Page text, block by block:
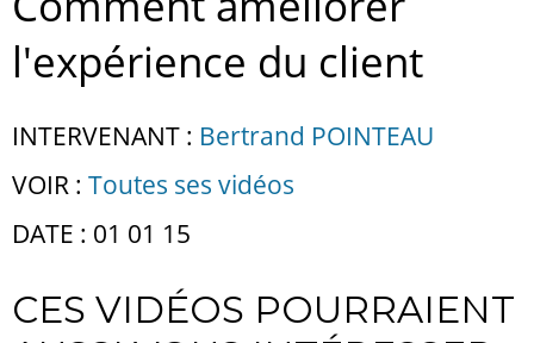
l'expérience du client
INTERVENANT : Bertrand POINTEAU
VOIR : Toutes ses vidéos
DATE : 01 01 15
CES VIDÉOS POURRAIENT